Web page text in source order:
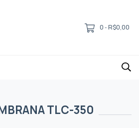
0 - R$0,00
TLC-350